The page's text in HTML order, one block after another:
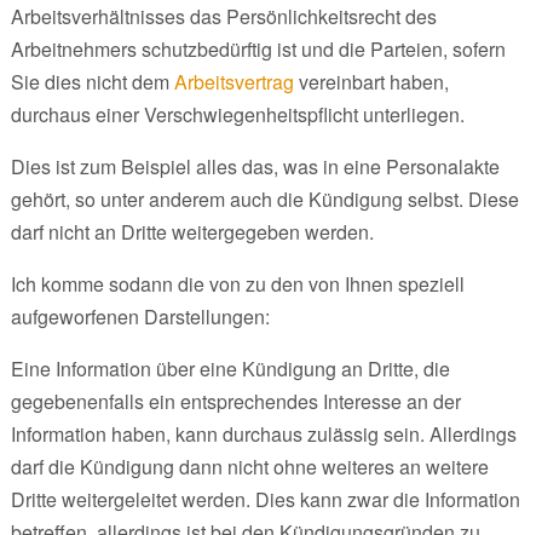
Arbeitsverhältnisses das Persönlichkeitsrecht des
Arbeitnehmers schutzbedürftig ist und die Parteien, sofern
Sie dies nicht demArbeitsvertrag vereinbart haben,
durchaus einer Verschwiegenheitspflicht unterliegen.
Dies ist zum Beispiel alles das, was in eine Personalakte
gehört, so unter anderem auch die Kündigung selbst. Diese
darf nicht an Dritte weitergegeben werden.
Ich komme sodann die von zu den von Ihnen speziell
aufgeworfenen Darstellungen:
Eine Information über eine Kündigung an Dritte, die
gegebenenfalls ein entsprechendes Interesse an der
Information haben, kann durchaus zulässig sein. Allerdings
darf die Kündigung dann nicht ohne weiteres an weitere
Dritte weitergeleitet werden. Dies kann zwar die Information